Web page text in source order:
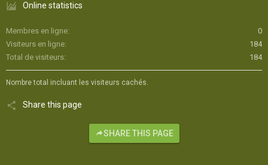
Online statistics
Membres en ligne
0
Visiteurs en ligne
184
Total de visiteurs
184
Nombre total incluant les visiteurs cachés.
Share this page
SHARE THIS PAGE